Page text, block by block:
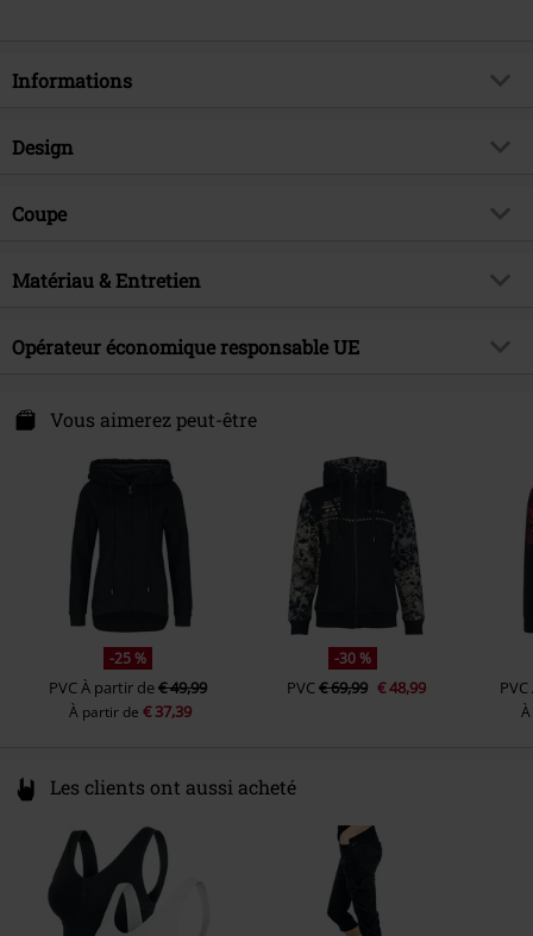
Informations
Article n°.
Brand
Thématiques
Collection
Femme
Design
Catégorie de produit
Détails
Forme du col
Capuche
Longueur des manches
Type de fermeture
Bouton à pression
Poche poitrine, Avec Poches
Latérales
noir
Coupe
Coupe de l'article
Matériau & Entretien
Matière extérieure
60% Coton, 40% Polyester
Opérateur économique responsable UE
Einsteinstr. 6
info@forplay.shop
Vous aimerez peut-être
-25 %
PVCÀ partir de€ 49,99
À partir de€ 37,39
-30 %
PVC€ 69,99 € 48,99 PVC
Les clients ont aussi acheté